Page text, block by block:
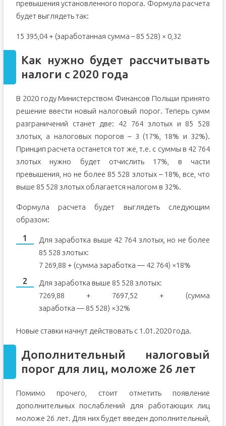
превышения установленного порога. Формула расчета
будет выглядеть так:
15 395,04 + (заработанная сумма – 85 528) × 0,32
Как нужно будет рассчитывать
налоги с 2020 года
В 2020 году Министерством Финансов Польши принято
решение ввести новый налоговый порог. Теперь сумм
разграничений станет две: 42 764 злотых и 85 528
злотых, а налоговых порогов – 3 (17%, 18% и 32%).
Принцип расчета останется тот же, т.е. с суммы в 42 764
злотых нужно будет отчислить 17%, в части
превышения, но не более 85 528 злотых – 18%, все, что
выше 85 528 злотых облагается налогом в 32%.
Формула расчета будет выглядеть следующим
образом:
Для заработка выше 42 764 злотых, но не более
85 528 злотых:
7 269,88 + (сумма заработка — 42 764) ×18%
Для заработка выше 85 528 злотых:
7269,88 + 7697,52 + (сумма
заработка — 85 528) ×32%
Новые ставки начнут действовать с 1.01.2020 года.
Дополнительный налоговый
порог для лиц, моложе 26 лет
Помимо прочего, стоит отметить появление
дополнительных послаблений для работающих лиц
моложе 26 лет. Для них будет введен дополнительный,